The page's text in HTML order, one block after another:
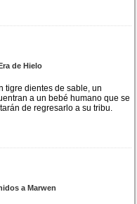
de Hielo
tigre dientes de sable, un
a un bebé humano que se
de regresarlo a su tribu.
a Marwen